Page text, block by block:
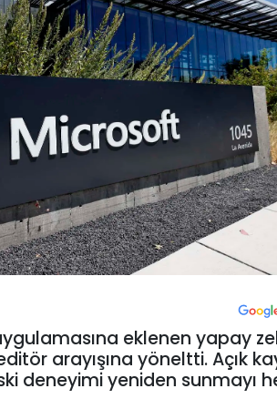
eklenen yapay
arayışına yöneltti. Açık
deneyimi yeniden sunmayı